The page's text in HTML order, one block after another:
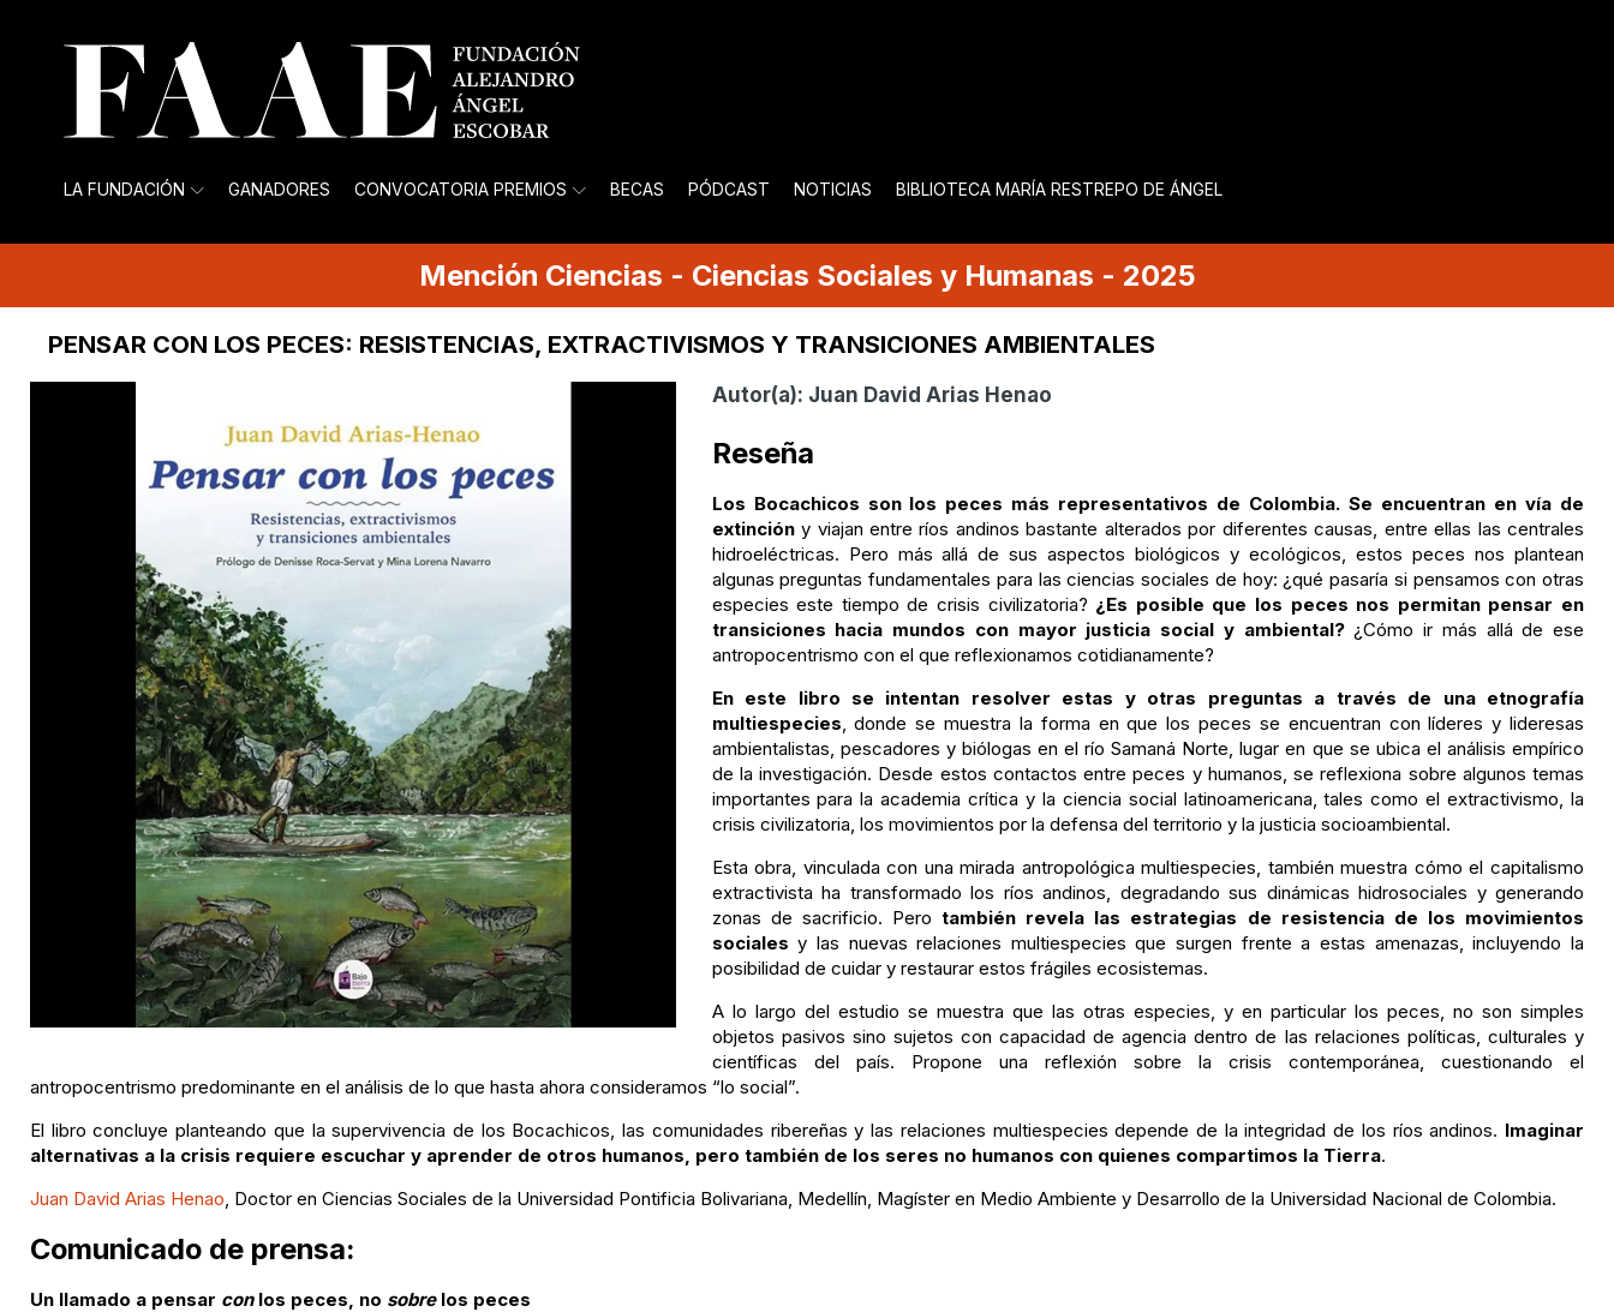
LA FUNDACIÓN GANADORES CONVOCATORIA PREMIOS BECAS PÓDCAST NOTICIAS BIBLIOTECA MARÍA RESTREPO DE ÁNGEL
Mención Ciencias - Ciencias Sociales y Humanas - 2025
PENSAR CON LOS PECES: RESISTENCIAS, EXTRACTIVISMOS Y TRANSICIONES AMBIENTALES
Autor(a): Juan David Arias Henao
Reseña
Los Bocachicos son los peces más representativos de Colombia. Se encuentran en vía de
extincióny viajan entre ríos andinos bastante alterados por diferentes causas, entre ellas las centrales
hidroeléctricas. Pero más allá de sus aspectos biológicos y ecológicos, estos peces nos plantean
algunas preguntas fundamentales para las ciencias sociales de hoy: ¿qué pasaría si pensamos con otras
especies este tiempo de crisis civilizatoria? ¿Es posible que los peces nos permitan pensar en
transiciones hacia mundos con mayor justicia social y ambiental?¿Cómo ir más allá de ese
antropocentrismo con el que reflexionamos cotidianamente?
En este libro se intentan resolver estas y otras preguntas a través de una etnografía
multiespecies, donde se muestra la forma en que los peces se encuentran con líderes y lideresas
ambientalistas, pescadores y biólogas en el río Samaná Norte, lugar en que se ubica el análisis empírico
de la investigación. Desde estos contactos entre peces y humanos, se reflexiona sobre algunos temas
importantes para la academia crítica y la ciencia social latinoamericana, tales como el extractivismo, la
crisis civilizatoria, los movimientos por la defensa del territorio y la justicia socioambiental.
Esta obra, vinculada con una mirada antropológica multiespecies, también muestra cómo el capitalismo
extractivista ha transformado los ríos andinos, degradando sus dinámicas hidrosociales y generando
zonas de sacrificio. Perotambién revela las estrategias de resistencia de los movimientos
sociales y las nuevas relaciones multiespecies que surgen frente a estas amenazas, incluyendo la
posibilidad de cuidar y restaurar estos frágiles ecosistemas.
A lo largo del estudio se muestra que las otras especies, y en particular los peces, no son simples
objetos pasivos sino sujetos con capacidad de agencia dentro de las relaciones políticas, culturales y
científicas del país. Propone una reflexión sobre la crisis contemporánea, cuestionando el
antropocentrismo predominante en el análisis de lo que hasta ahora consideramos “lo social”.
El libro concluye planteando que la supervivencia de los Bocachicos, las comunidades ribereñas y las relaciones multiespecies depende de la integridad de los ríos andinos. Imaginar
alternativas a la crisis requiere escuchar y aprender de otros humanos, pero también de los seres no humanos con quienes compartimos la Tierra.
Juan David Arias Henao, Doctor en Ciencias Sociales de la Universidad Pontificia Bolivariana, Medellín, Magíster en Medio Ambiente y Desarrollo de la Universidad Nacional de Colombia.
Comunicado de prensa:
Un llamado a pensar conlos peces, no sobrelos peces